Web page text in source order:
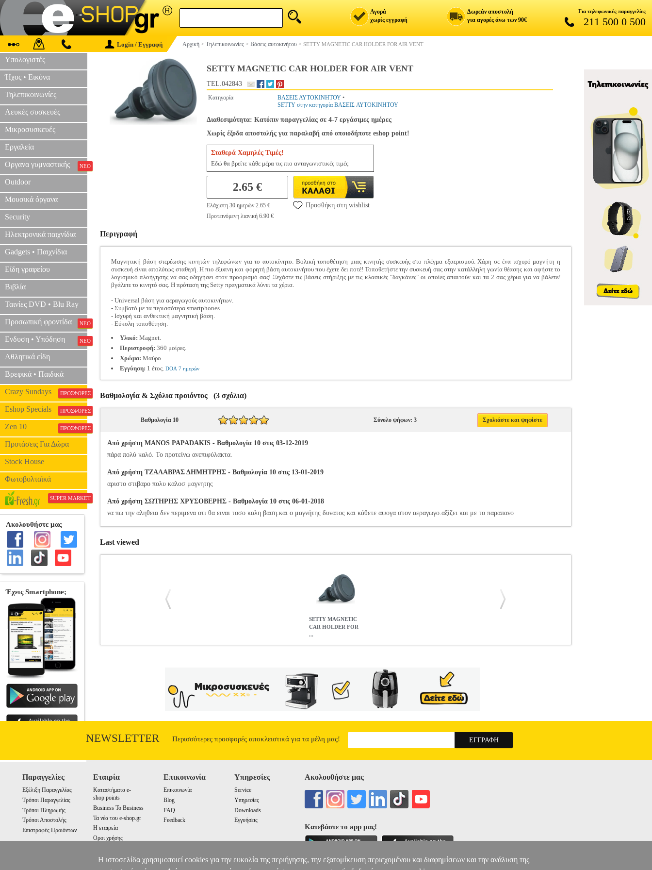
Αγορά
χωρίς εγγραφή
Δωρεάν αποστολή
για αγορές άνω των 90€
Για τηλεφωνικές παραγγελίες
211 500 0 500
Login / Εγγραφή Αρχική > Τηλεπικοινωνίες > Βάσεις αυτοκινήτου > SETTY MAGNETIC CAR HOLDER FOR AIR VENT
Υπολογιστές
Ήχος • Εικόνα
Τηλεπικοινωνίες
Λευκές συσκευές
Μικροσυσκευές
Εργαλεία
Οργανα γυμναστικής ΝΕΟ
Outdoor
Μουσικά όργανα
Security
Ηλεκτρονικά παιχνίδια
Gadgets • Παιχνίδια
Είδη γραφείου
Βιβλία
Ταινίες DVD • Blu Ray
Προσωπική φροντίδα ΝΕΟ
Ενδυση • Υπόδηση ΝΕΟ
Αθλητικά είδη
Βρεφικά • Παιδικά
Crazy Sundays ΠΡΟΣΦΟΡΕΣ
Eshop Specials ΠΡΟΣΦΟΡΕΣ
Zen 10 ΠΡΟΣΦΟΡΕΣ
Προτάσεις Για Δώρα
Stock House
Φωτοβολταϊκά
SUPER MARKET
SETTY MAGNETIC CAR HOLDER FOR AIR VENT
TEL.042843
Κατηγορία ΒΑΣΕΙΣ ΑΥΤΟΚΙΝΗΤΟΥ •
SETTY στην κατηγορία ΒΑΣΕΙΣ ΑΥΤΟΚΙΝΗΤΟΥ
Διαθεσιμότητα: Κατόπιν παραγγελίας σε 4-7 εργάσιμες ημέρες
Χωρίς έξοδα αποστολής για παραλαβή από οποιοδήποτε eshop point!
Σταθερά Χαμηλές Τιμές!
Εδώ θα βρείτε κάθε μέρα τις πιο ανταγωνιστικές τιμές
2.65 €
Ελάχιστη 30 ημερών 2.65 €
Προτεινόμενη λιανική 6.90 €
Προσθήκη στη wishlist
Περιγραφή
Μαγνητική βάση στερέωσης κινητών τηλεφώνων για το αυτοκίνητο. Βολική τοποθέτηση μιας κινητής συσκευής στο πλέγμα εξαερισμού. Χάρη σε ένα ισχυρό μαγνήτη η
συσκευή είναι απολύτως σταθερή. Η πιο έξυπνη και φορητή βάση αυτοκινήτου που έχετε δει ποτέ! Τοποθετήστε την συσκευή σας στην κατάλληλη γωνία θέασης και αφήστε το
λογισμικό πλοήγησης να σας οδηγήσει στον προορισμό σας! Ξεχάστε τις βάσεις στήριξης με τις κλασικές "δαγκάνες" οι οποίες απαιτούν και τα 2 σας χέρια για να βάλετε/
βγάλετε το κινητό σας. Η πρόταση της Setty πραγματικά λύνει τα χέρια.
- Universal βάση για αεραγωγούς αυτοκινήτων.
- Συμβατό με τα περισσότερα smartphones.
- Ισχυρή και ανθεκτική μαγνητική βάση.
- Εύκολη τοποθέτηση.
Υλικό: Magnet.
Περιστροφή: 360 μοίρες.
Χρώμα: Μαύρο.
Εγγύηση: 1 έτος. DOA 7 ημερών
Βαθμολογία & Σχόλια προιόντος (3 σχόλια)
Βαθμολογία 10 Σύνολο ψήφων: 3 Σχολιάστε και ψηφίστε
Από χρήστη MANOS PAPADAKIS - Βαθμολογία 10 στις 03-12-2019
πάρα πολύ καλό. Το προτείνω ανεπιφύλακτα.
Από χρήστη ΤΖΑΛΑΒΡΑΣ ΔΗΜΗΤΡΗΣ - Βαθμολογία 10 στις 13-01-2019
αριστο στιβαρο πολυ καλοσ μαγνητης
Από χρήστη ΣΩΤΗΡΗΣ ΧΡΥΣΟΒΕΡΗΣ - Βαθμολογία 10 στις 06-01-2018
να πω την αληθεια δεν περιμενα οτι θα ειναι τοσο καλη βαση.και ο μαγνήτης δυνατος και κάθετε αψογα στον αεραγωγο.αξίζει και με το παραπανο
Last viewed
SETTY MAGNETIC
CAR HOLDER FOR
...
αυτοκινήτου που έχετε δει ποτέ! Τοποθετήστε την συσκευή σας στην κατάλληλη γωνία θέασης και αφήστε το λογισμικό πλοήγησης να σας οδηγήσει στον
προορισμό σας! Ξεχάστε τις βάσεις στήριξης με τις κλασικές "δαγκάνες" οι οποίες απαιτούν και τα 2 σας χέρια για να βάλετε/βγάλετε το κινητό σας. Η πρόταση
της Setty πραγματικά λύνει τα χέρια. - Universal βάση για αεραγωγούς αυτοκινήτων. - Συμβατό με τα περισσότερα smartphones. - Ισχυρή και ανθεκτική
μαγνητική βάση. - Εύκολη τοποθέτηση.• Υλικό: Magnet.• Περιστροφή: 360 μοίρες.• Χρώμα: Μαύρο.• Εγγύηση: 1 έτος. DOA 7 ημερών
CAR HOLDER FOR AIR VENT
2.65
NEWSLETTER Περισσότερες προσφορές αποκλειστικά για τα μέλη μας!
Παραγγελίες
Εξέλιξη Παραγγελίας
Τρόποι Παραγγελίας
Τρόποι Πληρωμής
Τρόποι Αποστολής
Επιστροφές Προιόντων
Εταιρία
Καταστήματα e-
shop points
Business To Business
Τα νέα του e-shop.gr
Η εταιρεία
Οροι χρήσης
Επικοινωνία
Επικοινωνία
Blog
FAQ
Feedback
Υπηρεσίες
Service
Υπηρεσίες
Downloads
Εγγυήσεις
Ακολουθήστε μας
Κατεβάστε το app μας!
Η ιστοσελίδα χρησιμοποιεί cookies για την ευκολία της περιήγησης, την εξατομίκευση περιεχομένου και διαφημίσεων και την ανάλυση της